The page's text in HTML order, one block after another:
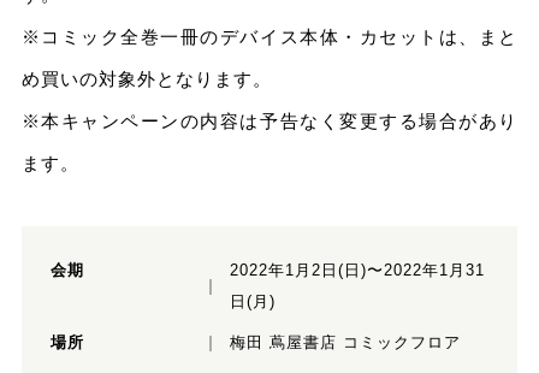
※コミック全巻一冊のデバイス本体・カセットは、まと
め買いの対象外となります。
※本キャンペーンの内容は予告なく変更する場合があり
ます。
会期
2022年1月2日(日)〜2022年1月31
日(月)
場所 梅田 蔦屋書店 コミックフロア